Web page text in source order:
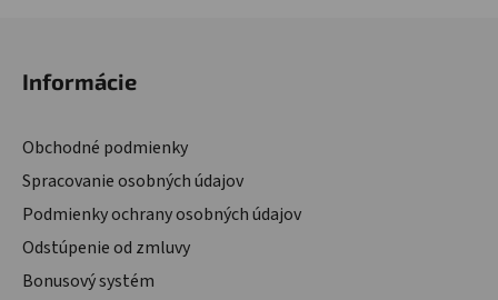
Informácie
Obchodné podmienky
Spracovanie osobných údajov
Podmienky ochrany osobných údajov
Odstúpenie od zmluvy
Bonusový systém